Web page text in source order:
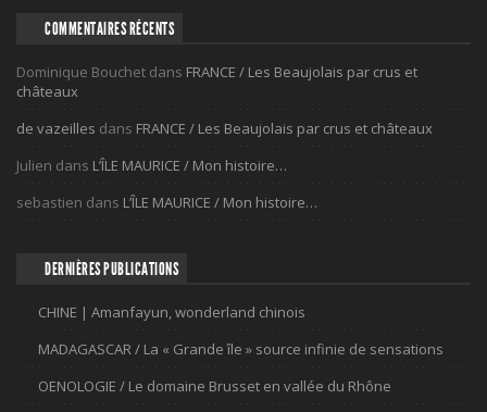
COMMENTAIRES RÉCENTS
Dominique Bouchet dans FRANCE / Les Beaujolais par crus et
châteaux
de vazeilles dans FRANCE / Les Beaujolais par crus et châteaux
Julien dans L’ÎLE MAURICE / Mon histoire…
sebastien dans L’ÎLE MAURICE / Mon histoire…
DERNIÈRES PUBLICATIONS
CHINE | Amanfayun, wonderland chinois
MADAGASCAR / La « Grande île » source infinie de sensations
OENOLOGIE / Le domaine Brusset en vallée du Rhône